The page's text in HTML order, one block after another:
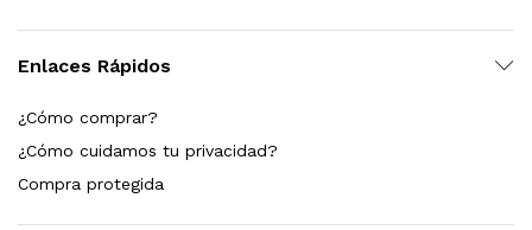
Enlaces Rápidos
¿Cómo comprar?
¿Cómo cuidamos tu privacidad?
Compra protegida